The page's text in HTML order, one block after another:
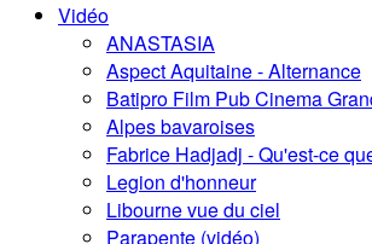
Vidéo
ANASTASIA
Aspect Aquitaine - Alternance
Batipro Film Pub Cinema
Alpes bavaroises
Fabrice Hadjadj - Qu'est-ce
Legion d'honneur
Libourne vue du ciel
Parapente (vidéo)